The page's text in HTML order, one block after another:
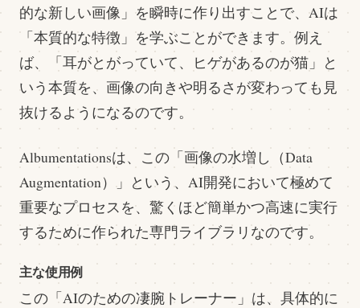
的な新しい画像」を瞬時に作り出すことで、AIは
「本質的な特徴」を学ぶことができます。例え
ば、「耳がとがっていて、ヒゲがあるのが猫」と
いう本質を、画像の向きや明るさが変わっても見
抜けるようになるのです。
Albumentationsは、この「画像の水増し（Data
Augmentation）」という、AI開発において極めて
重要なプロセスを、驚くほど簡単かつ高速に実行
するために作られた専門ライブラリなのです。
主な使用例
この「AIのための凄腕トレーナー」は、具体的に